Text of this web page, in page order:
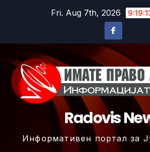
Fri. Aug 7th, 2026
Radovis
Информативен портал за